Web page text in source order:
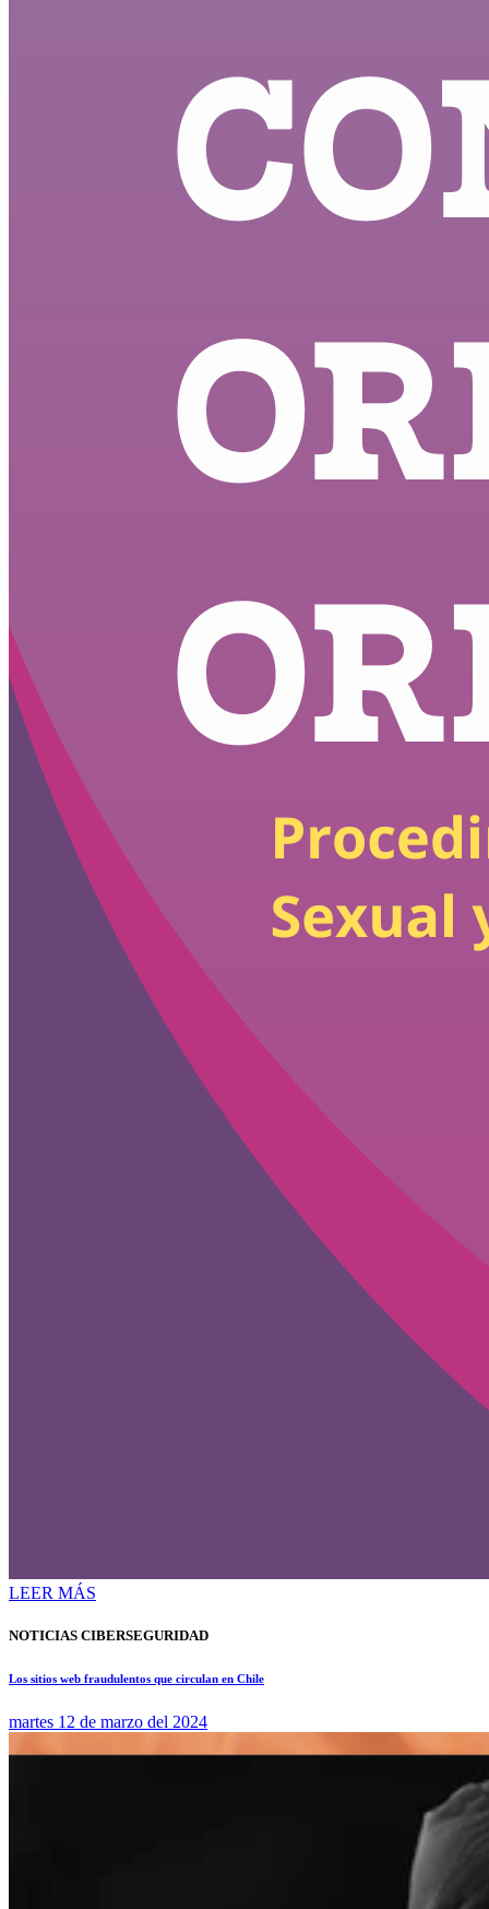
LEER MÁS
NOTICIAS CIBERSEGURIDAD
Los sitios web fraudulentos que circulan en Chile
martes 12 de marzo del 2024